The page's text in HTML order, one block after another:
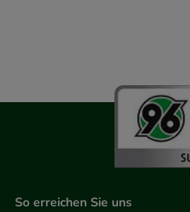
So erreichen Sie uns